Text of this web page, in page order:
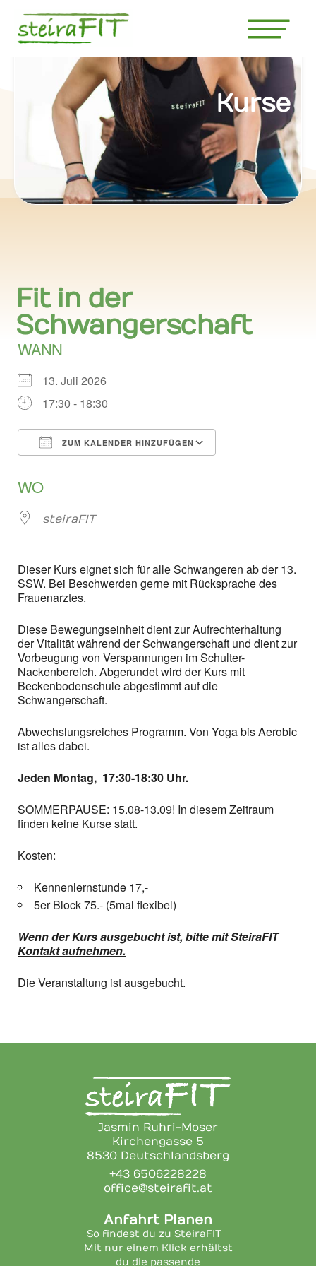
Kurse
Fit in der
Schwangerschaft
WANN
13. Juli 2026
17:30 - 18:30
ZUM KALENDER HINZUFÜGEN
WO
steiraFIT
Dieser Kurs eignet sich für alle Schwangeren ab der 13.
SSW. Bei Beschwerden gerne mit Rücksprache des
Frauenarztes.
Diese Bewegungseinheit dient zur Aufrechterhaltung
der Vitalität während der Schwangerschaft und dient zur
Vorbeugung von Verspannungen im Schulter-
Nackenbereich. Abgerundet wird der Kurs mit
Beckenbodenschule abgestimmt auf die
Schwangerschaft.
Abwechslungsreiches Programm. Von Yoga bis Aerobic
ist alles dabei.
Jeden Montag, 17:30-18:30 Uhr.
SOMMERPAUSE: 15.08-13.09! In diesem Zeitraum
finden keine Kurse statt.
Kosten:
Kennenlernstunde 17,-
5er Block 75.- (5mal flexibel)
Wenn der Kurs ausgebucht ist, bitte mit SteiraFIT
Kontakt aufnehmen.
Die Veranstaltung ist ausgebucht.
Jasmin Ruhri-Moser
Kirchengasse 5
8530 Deutschlandsberg
+43 6506228228
office@steirafit.at
Anfahrt Planen
So findest du zu SteiraFIT –
Mit nur einem Klick erhältst
du die passende